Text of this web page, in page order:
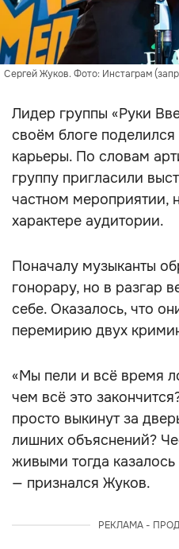
Сергей Жуков. Фото: Инстаграм
Лидер группы «Руки
своём блоге
карьеры. По словам
группу пригласили
частном мероприятии,
характере аудитории.
Поначалу музыканты
гонорару, но в разгар
себе. Оказалось, что
перемирию двух
«Мы пели и всё время
чем всё это
просто выкинут за
лишних объяснений?
живыми тогда
— признался Жуков.
РЕКЛАМА -